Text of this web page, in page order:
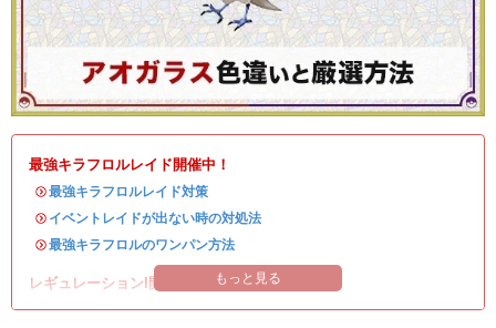
最強キラフロルレイド開催中！
・最強キラフロルレイド対策
・ イベントレイドが出ない時の対処法
・最強キラフロルのワンパン方法
レギュレーションI開催中！ もっと見る